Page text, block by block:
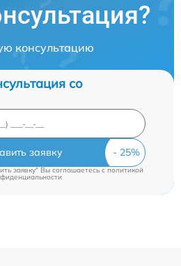
консультацию
со
заявку
заявку" Вы соглашаетесь cполитикой